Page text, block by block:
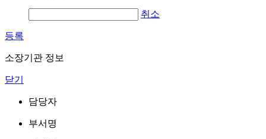
취소
등록
소장기관 정보
닫기
담당자
부서명